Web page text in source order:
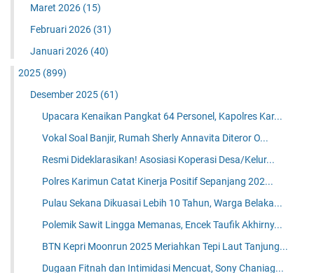
Maret 2026 (15)
Februari 2026 (31)
Januari 2026 (40)
2025 (899)
Desember 2025 (61)
Upacara Kenaikan Pangkat 64 Personel, Kapolres Kar...
Vokal Soal Banjir, Rumah Sherly Annavita Diteror O...
Resmi Dideklarasikan! Asosiasi Koperasi Desa/Kelur...
Polres Karimun Catat Kinerja Positif Sepanjang 202...
Pulau Sekana Dikuasai Lebih 10 Tahun, Warga Belaka...
Polemik Sawit Lingga Memanas, Encek Taufik Akhirny...
BTN Kepri Moonrun 2025 Meriahkan Tepi Laut Tanjung...
Dugaan Fitnah dan Intimidasi Mencuat, Sony Chaniag...